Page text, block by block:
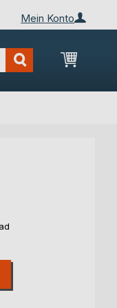
Mein Konto
Mein